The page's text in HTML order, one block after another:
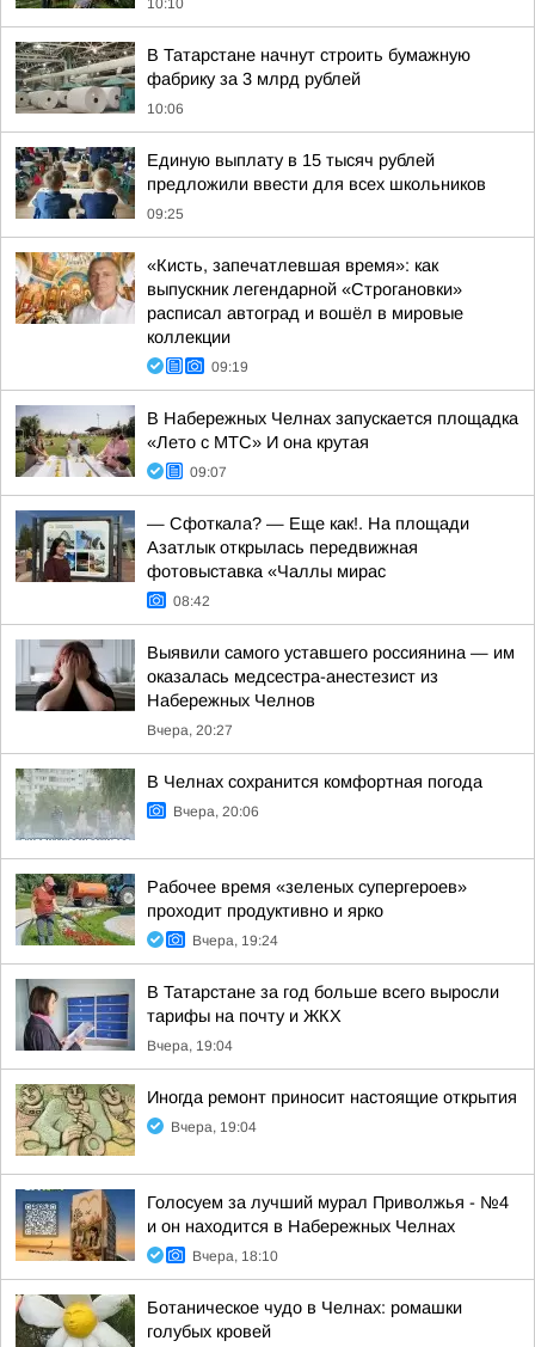
10:10
В Татарстане начнут строить бумажную
фабрику за 3 млрд рублей
10:06
Единую выплату в 15 тысяч рублей
предложили ввести для всех школьников
09:25
«Кисть, запечатлевшая время»: как
выпускник легендарной «Строгановки»
расписал автоград и вошёл в мировые
коллекции
09:19
В Набережных Челнах запускается площадка
«Лето с МТС» И она крутая
09:07
— Сфоткала? — Еще как!. На площади
Азатлык открылась передвижная
фотовыставка «Чаллы мирас
08:42
Выявили самого уставшего россиянина — им
оказалась медсестра-анестезист из
Набережных Челнов
Вчера, 20:27
В Челнах сохранится комфортная погода
Вчера, 20:06
Рабочее время «зеленых супергероев»
проходит продуктивно и ярко
Вчера, 19:24
В Татарстане за год больше всего выросли
тарифы на почту и ЖКХ
Вчера, 19:04
Иногда ремонт приносит настоящие открытия
Вчера, 19:04
Голосуем за лучший мурал Приволжья - №4
и он находится в Набережных Челнах
Вчера, 18:10
Ботаническое чудо в Челнах: ромашки
голубых кровей